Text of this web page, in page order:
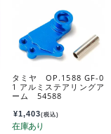
タミヤ OP.1588 GF-0
1 アルミステアリングア
ーム 54588
¥1,403(税込)